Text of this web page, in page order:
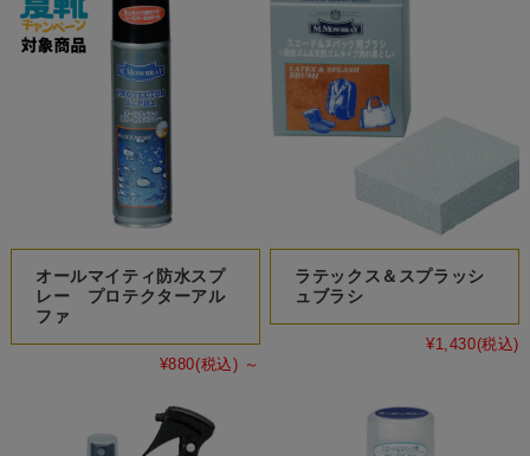
オールマイティ防水スプ
レー プロテクターアル
ファ
¥880(税込) ～
ラテックス＆スプラッシ
ュブラシ
¥1,430(税込)